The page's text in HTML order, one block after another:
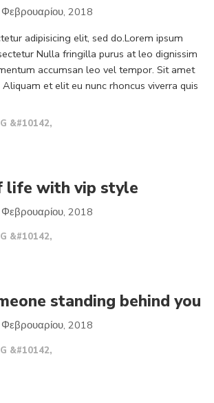
2018
adipisicing elit, sed do.Lorem ipsum
Nulla fringilla purus at leo dignissim
accumsan leo vel tempor. Sit amet
et elit eu nunc rhoncus viverra quis
&#10142,
life with vip style
2018
&#10142,
standing behind you
2018
&#10142,